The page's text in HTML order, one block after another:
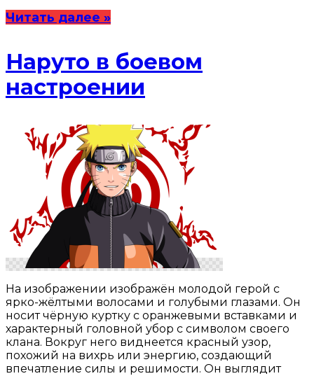
Читать далее »
Наруто в боевом
настроении
На изображении изображён молодой герой с
ярко-жёлтыми волосами и голубыми глазами. Он
носит чёрную куртку с оранжевыми вставками и
характерный головной убор с символом своего
клана. Вокруг него виднеется красный узор,
похожий на вихрь или энергию, создающий
впечатление силы и решимости. Он выглядит